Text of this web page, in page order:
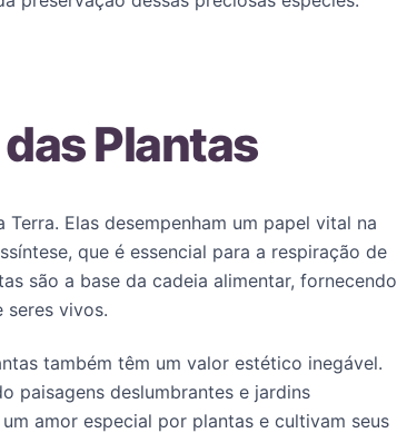
Plantas
Elas desempenham um papel vital na
que é essencial para a respiração de
são a base da cadeia alimentar, fornecendo
seres vivos.
também têm um valor estético inegável.
paisagens deslumbrantes e jardins
amor especial por plantas e cultivam seus